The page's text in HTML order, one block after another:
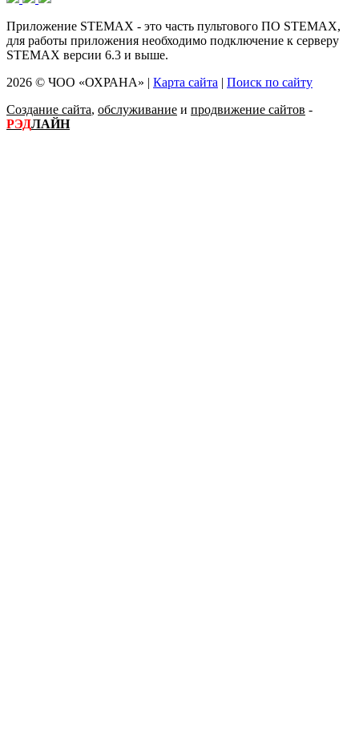
Приложение STEMAX - это часть пультового ПО STEMAX,
для работы приложения необходимо подключение к серверу
STEMAX версии 6.3 и выше.
2026 © ЧОО «ОХРАНА» | Карта сайта | Поиск по сайту
Создание сайта, обслуживание и продвижение сайтов -
РЭДЛАЙН